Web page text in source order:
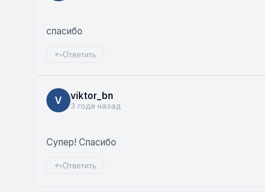
спасибо
Ответить
V viktor_bn
3 года назад
Супер! Спасибо
Ответить